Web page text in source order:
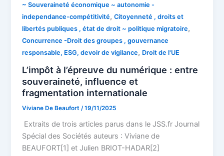
~ Souveraineté économique ~ autonomie -
independance-compétitivité,Citoyenneté , droits et
libertés publiques , état de droit ~ politique migratoire,
Concurrence -Droit des groupes , gouvernance
responsable, ESG, devoir de vigilance, Droit de l'UE
L’impôt à l’épreuve du numérique : entre
souveraineté, influence et
fragmentation internationale
Viviane De Beaufort /19/11/2025
Extraits de trois articles parus dans le JSS.fr Journal
Spécial des Sociétés auteurs : Viviane de
BEAUFORT[1] et Julien BRIOT-HADAR[2]